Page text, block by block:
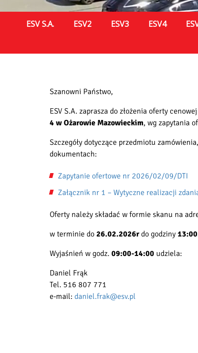
ESV S.A. ESV2 ESV3 ESV4
Szanowni Państwo,
ESV S.A. zaprasza do złożenia oferty
4 w Ożarowie Mazowieckim, wg zapytania
Szczegóły dotyczące przedmiotu
dokumentach:
Zapytanie ofertowe nr 2026/02/09/DTI
Załącznik nr 1 – Wytyczne realizacji
Oferty należy składać w formie skanu na
w terminie do 26.02.2026rdo godziny 13:00
Wyjaśnień w godz. 09:00-14:00 udziela:
Daniel Frąk
Tel. 516 807 771
e-mail: daniel.frak@esv.pl